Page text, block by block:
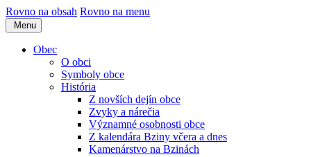
Rovno na obsah Rovno na menu
Menu
Obec
O obci
Symboly obce
História
Z novších dejín obce
Zvyky a nárečia
Významné osobnosti obce
Z kalendára Bziny včera a dnes
Kamenárstvo na Bzinách